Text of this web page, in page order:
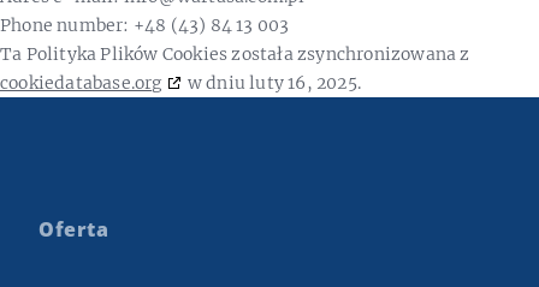
Phone number: +48 (43) 84 13 003
Ta Polityka Plików Cookies została zsynchronizowana z
cookiedatabase.org
w dniu luty 16, 2025.
Oferta